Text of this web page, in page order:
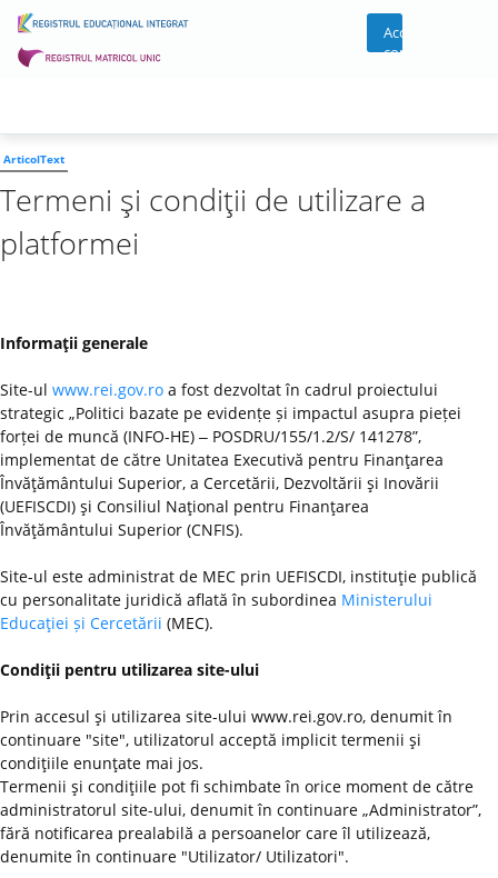
Acces
cont
ArticolText
Termeni şi condiţii de utilizare a
platformei
Informaţii generale
Site-ul www.rei.gov.ro a fost dezvoltat în cadrul proiectului
strategic „Politici bazate pe evidențe și impactul asupra pieței
forței de muncă (INFO-HE) ‒ POSDRU/155/1.2/S/ 141278”,
implementat de către Unitatea Executivă pentru Finanţarea
Învăţământului Superior, a Cercetării, Dezvoltării şi Inovării
(UEFISCDI) şi Consiliul Naţional pentru Finanţarea
Învăţământului Superior (CNFIS).
Site-ul este administrat de MEC prin UEFISCDI, instituţie publică
cu personalitate juridică aflată în subordinea Ministerului
Educaţiei și Cercetării (MEC).
Condiţii pentru utilizarea site-ului
Prin accesul şi utilizarea site-ului www.rei.gov.ro, denumit în
continuare "site", utilizatorul acceptă implicit termenii şi
condiţiile enunţate mai jos.
Termenii şi condiţiile pot fi schimbate în orice moment de către
administratorul site-ului, denumit în continuare „Administrator”,
fără notificarea prealabilă a persoanelor care îl utilizează,
denumite în continuare "Utilizator/ Utilizatori".